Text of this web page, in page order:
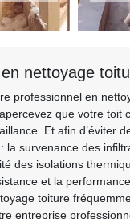
nettoyage
professionnel en
que votre toit
Et afin d’éviter
la survenance des
des isolations
et la
toiture
entreprise